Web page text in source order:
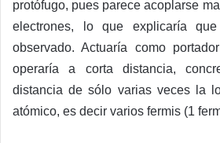
protófugo, pues parece acoplarse
electrones, lo que explicaría
observado. Actuaría como
operaría a corta distancia,
distancia de sólo varias veces la
atómico, es decir varios fermis (1